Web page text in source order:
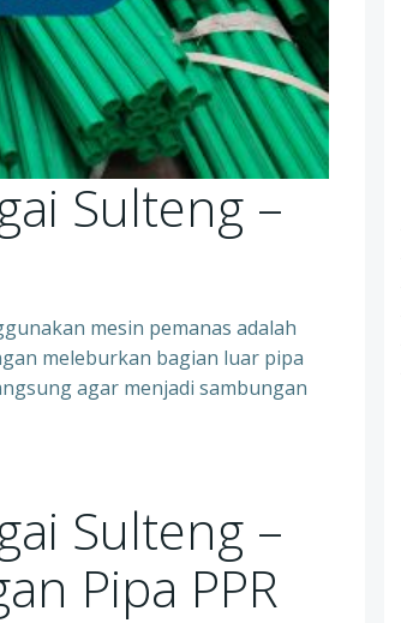
Sulteng –
mesin pemanas adalah
meleburkan bagian luar pipa
agar menjadi sambungan
Sulteng –
Pipa PPR